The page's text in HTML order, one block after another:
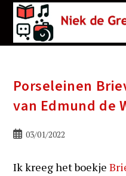
Porseleinen
van Edmund de
Bericht03/01/2022
Ik kreeg het boekje